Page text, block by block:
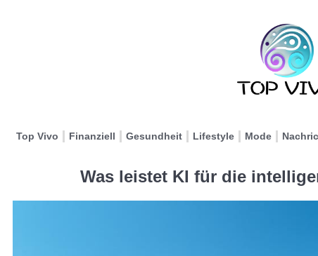
Top Vivo Finanziell Gesundheit Lifestyle Mode
Was leistet KI für die